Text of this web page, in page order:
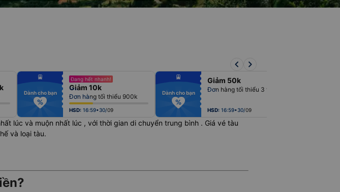
keyboard_arrow_left keyboard_arrow_right
fiber_manual_record
fiber_manual_record
fiber_manual_record
fiber_manual_record
fiber_manual_record
fiber_manual_record
fiber_manual_record
Dành cho bạn
Đang hết nhanh!
Giảm 10k
Đơn hàng tối thiểu 900k
HSD: 16:59•30/09
fiber_manual_record
fiber_manual_record
fiber_manual_record
fiber_manual_record
fiber_manual_record
fiber_manual_record
fiber_manual_record
Dành cho bạn
Giảm 50k
Đơn hàng tối thiểu 3 triệu
HSD: 16:59•30/09
lúc và muộn nhất lúc , với thời gian di chuyển trung bình . Giá vé tàu
và loại tàu.